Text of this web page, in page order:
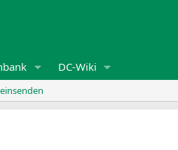
DC-Wiki